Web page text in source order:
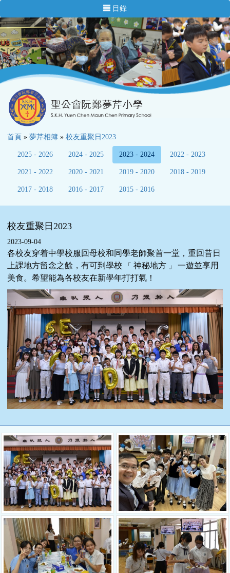
目錄
首頁 » 夢芹相簿 » 校友重聚日2023
2025 - 2026 2024 - 2025 2023 - 2024 2022 - 2023
2021 - 2022 2020 - 2021 2019 - 2020 2018 - 2019
2017 - 2018 2016 - 2017 2015 - 2016
校友重聚日2023
2023-09-04
各校友穿着中學校服回母校和同學老師聚首一堂，重回昔日
上課地方留念之餘，有可到學校
「 神秘地方 」
一遊並享用
美食。希望能為各校友在新學年打打氣！